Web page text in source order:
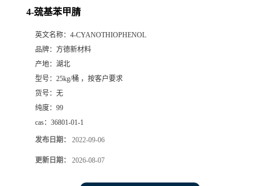
4-巯基苯甲腈
英文名称： 4-CYANOTHIOPHENOL
品牌： 方德新材料
产地： 湖北
型号： 25kg/桶 ，按客户要求
货号： 无
纯度： 99
cas： 36801-01-1
发布日期： 2022-09-06
更新日期： 2026-08-07